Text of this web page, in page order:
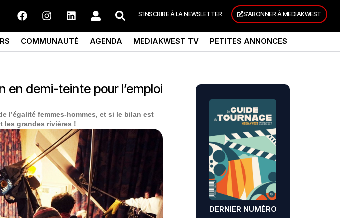
S'INSCRIRE À LA NEWSLETTER S'ABONNER À MEDIAKWEST
COMMUNAUTÉ AGENDA MEDIAKWEST TV PETITES ANNONCES
en demi-teinte pour l’emploi
l’égalité femmes-hommes, et si le bilan est
les grandes rivières !
DERNIER NUMÉRO